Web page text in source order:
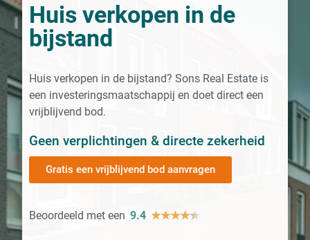
Huis verkopen in de
bijstand
Huis verkopen in de bijstand? Sons Real Estate is
een investeringsmaatschappij en doet direct een
vrijblijvend bod.
Geen verplichtingen & directe zekerheid
Gratis een vrijblijvend bod aanvragen
Beoordeeld met een 9.4 ★★★★★